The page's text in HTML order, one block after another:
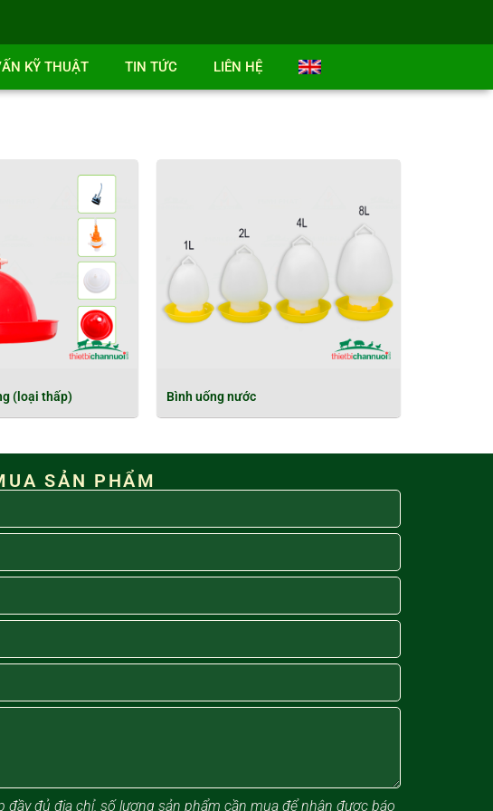
KỸ THUẬT TIN TỨC LIÊN HỆ
(loại thấp) Bình uống nước
SẢN PHẨM
đầy đủ địa chỉ, số lượng sản phẩm cần mua để nhận được báo